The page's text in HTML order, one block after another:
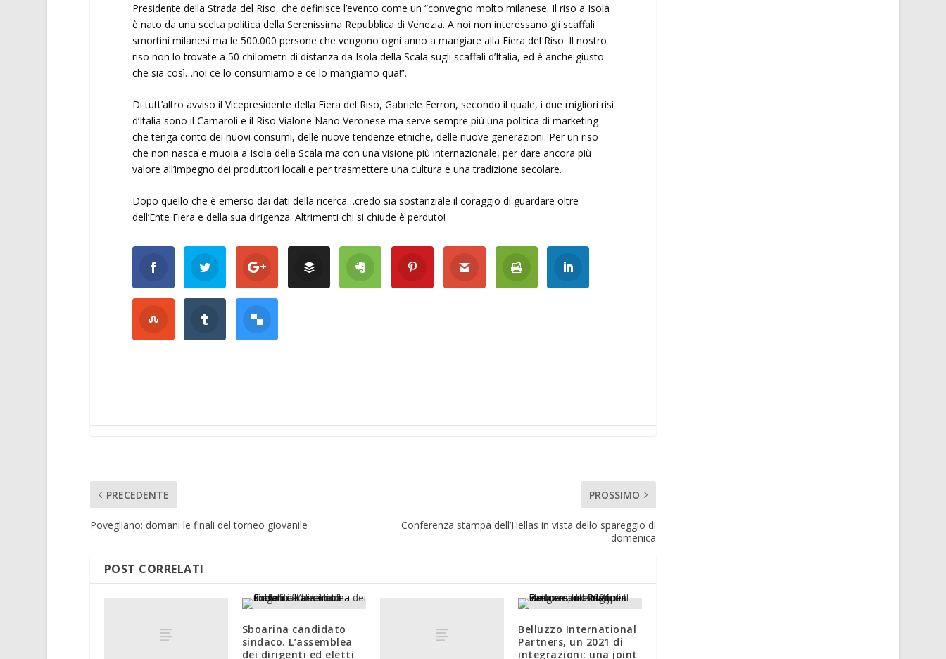
Presidente della Strada del Riso, che definisce l’evento come un “convegno molto milanese. Il riso a Isola
è nato da una scelta politica della Serenissima Repubblica di Venezia. A noi non interessano gli scaffali
smortini milanesi ma le 500.000 persone che vengono ogni anno a mangiare alla Fiera del Riso. Il nostro
riso non lo trovate a 50 chilometri di distanza da Isola della Scala sugli scaffali d’Italia, ed è anche giusto
che sia così…noi ce lo consumiamo e ce lo mangiamo qua!”.
Di tutt’altro avviso il Vicepresidente della Fiera del Riso, Gabriele Ferron, secondo il quale, i due migliori risi
d’Italia sono il Carnaroli e il Riso Vialone Nano Veronese ma serve sempre più una politica di marketing
che tenga conto dei nuovi consumi, delle nuove tendenze etniche, delle nuove generazioni. Per un riso
che non nasca e muoia a Isola della Scala ma con una visione più internazionale, per dare ancora più
valore all’impegno dei produttori locali e per trasmettere una cultura e una tradizione secolare.
Dopo quello che è emerso dai dati della ricerca…credo sia sostanziale il coraggio di guardare oltre
dell’Ente Fiera e della sua dirigenza. Altrimenti chi si chiude è perduto!
PRECEDENTE
Povegliano: domani le finali del torneo giovanile
PROSSIMO
Conferenza stampa dell’Hellas in vista dello spareggio di
domenica
POST CORRELATI
Sboarina candidato
sindaco. L’assemblea
dei dirigenti ed eletti
Belluzzo International
Partners, un 2021 di
integrazioni: una joint